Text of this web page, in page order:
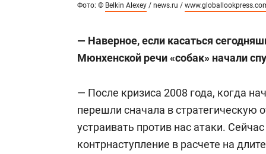
Фото: © Belkin Alexey / news.ru /
— Наверное, если касаться
Мюнхенской речи «собак» начали
— После кризиса 2008 года, когда
перешли сначала в стратегическую
устраивать против нас атаки.
контрнаступление в расчете на